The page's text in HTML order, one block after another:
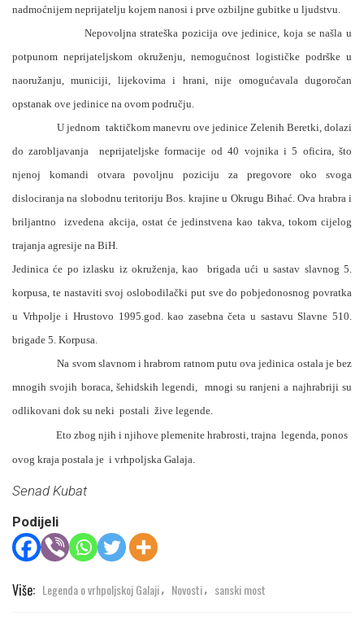
nadmoćnijem neprijatelju kojem nanosi i prve ozbiljne gubitke u ljudstvu.
Nepovoljna strateška pozicija ove jedinice, koja se našla u
potpunom neprijateljskom okruženju, nemogućnost logističke podrške u
naoružanju, municiji, lijekovima i hrani, nije omogućavala dugoročan
opstanak ove jedinice na ovom području.
U jednom taktičkom manevru ove jedinice Zelenih Beretki, dolazi
do zarobljavanja
neprijateljske formacije od 40 vojnika i 5 oficira, što
njenoj komandi otvara povoljnu poziciju za pregovore oko svoga
dislociranja na slobodnu teritoriju Bos. krajine u Okrugu Bihać. Ova hrabra i
briljantno
izvedena akcija, ostat će jedinstvena kao takva, tokom cijelog
trajanja agresije na BiH.
Jedinica će po izlasku iz okruženja, kao
brigada ući u sastav slavnog 5.
korpusa, te nastaviti svoj oslobodilački put sve do pobjedonosnog povratka
u Vrhpolje i Hrustovo 1995.god. kao zasebna četa u sastavu Slavne 510.
brigade 5. Korpusa.
Na svom slavnom i hrabrom ratnom putu ova jedinica ostala je bez
mnogih svojih boraca, šehidskih legendi, mnogi su ranjeni a najhrabriji su
odlikovani dok su neki postali žive legende.
Eto zbog njih i njihove plemenite hrabrosti, trajna legenda, ponos
ovog kraja postala je i vrhpoljska Galaja.
Senad Kubat
Podijeli
Više: Legenda o vrhpoljskoj Galaji, Novosti, sanski most